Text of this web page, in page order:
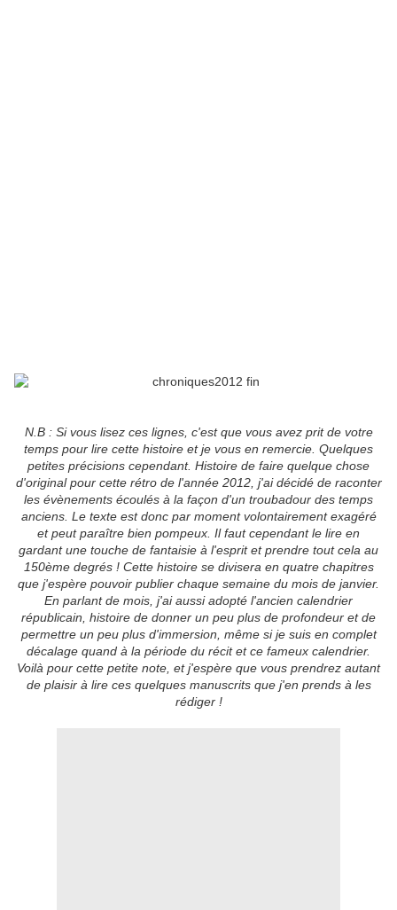
N.B : Si vous lisez ces lignes, c'est que vous avez prit de votre
temps pour lire cette histoire et je vous en remercie. Quelques
petites précisions cependant. Histoire de faire quelque chose
d'original pour cette rétro de l'année 2012, j'ai décidé de raconter
les évènements écoulés à la façon d'un troubadour des temps
anciens. Le texte est donc par moment volontairement exagéré
et peut paraître bien pompeux. Il faut cependant le lire en
gardant une touche de fantaisie à l'esprit et prendre tout cela au
150ème degrés ! Cette histoire se divisera en quatre chapitres
que j'espère pouvoir publier chaque semaine du mois de janvier.
En parlant de mois, j'ai aussi adopté l'ancien calendrier
républicain, histoire de donner un peu plus de profondeur et de
permettre un peu plus d'immersion, même si je suis en complet
décalage quand à la période du récit et ce fameux calendrier.
Voilà pour cette petite note, et j'espère que vous prendrez autant
de plaisir à lire ces quelques manuscrits que j'en prends à les
rédiger !